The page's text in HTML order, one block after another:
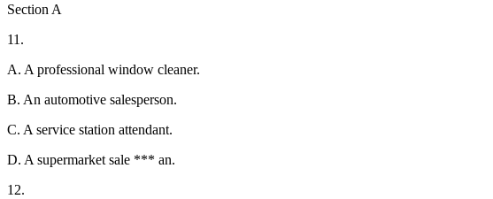
Section A
11.
A. A professional window cleaner.
B. An automotive salesperson.
C. A service station attendant.
D. A supermarket sale *** an.
12.